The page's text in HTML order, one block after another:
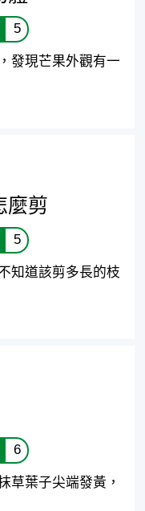
5
發現芒果外觀有一
麼剪
5
知道該剪多長的枝
6
草葉子尖端發黃，